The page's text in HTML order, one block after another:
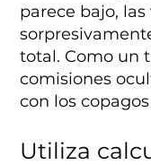
parece bajo,
total. Como un
comisiones
con los
Utiliza